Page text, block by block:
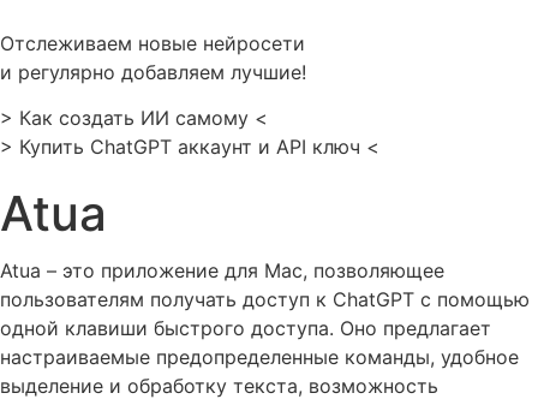
к
содержимому
Отслеживаем новые нейросети
и регулярно добавляем лучшие!
> Как создать ИИ самому <
> Купить ChatGPT аккаунт и API ключ <
Atua
Atua – это приложение для Mac, позволяющее
пользователям получать доступ к ChatGPT с помощью
одной клавиши быстрого доступа. Оно предлагает
настраиваемые предопределенные команды, удобное
выделение и обработку текста, возможность